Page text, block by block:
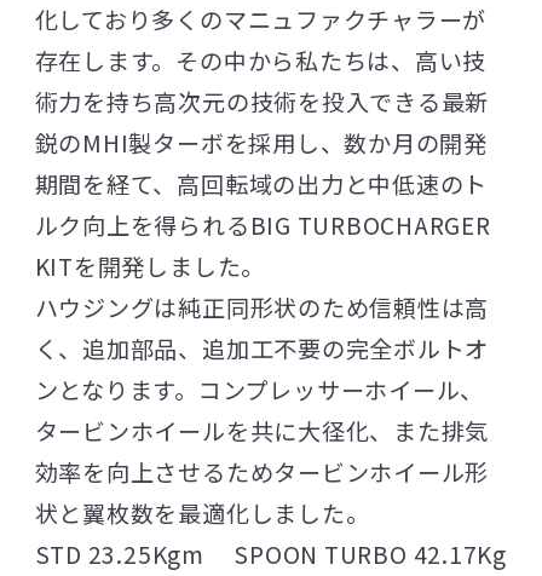
化しており多くのマニュファクチャラーが
存在します。その中から私たちは、高い技
術力を持ち高次元の技術を投入できる最新
鋭のMHI製ターボを採用し、数か月の開発
期間を経て、高回転域の出力と中低速のト
ルク向上を得られるBIG TURBOCHARGER
KITを開発しました。
ハウジングは純正同形状のため信頼性は高
く、追加部品、追加工不要の完全ボルトオ
ンとなります。コンプレッサーホイール、
タービンホイールを共に大径化、また排気
効率を向上させるためタービンホイール形
状と翼枚数を最適化しました。
STD 23.25Kgm SPOON TURBO 42.17Kg